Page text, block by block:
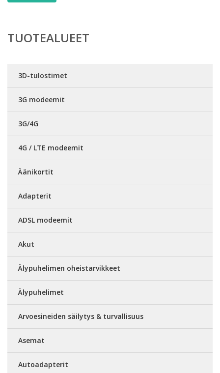
TUOTEALUEET
3D-tulostimet
3G modeemit
3G/4G
4G / LTE modeemit
Äänikortit
Adapterit
ADSL modeemit
Akut
Älypuhelimen oheistarvikkeet
Älypuhelimet
Arvoesineiden säilytys & turvallisuus
Asemat
Autoadapterit